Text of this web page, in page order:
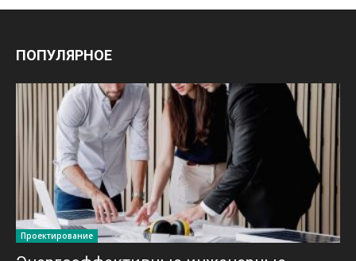
ПОПУЛЯРНОЕ
Проектирование